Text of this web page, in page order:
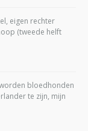
eigen rechter
(tweede helft
bloedhonden
te zijn, mijn